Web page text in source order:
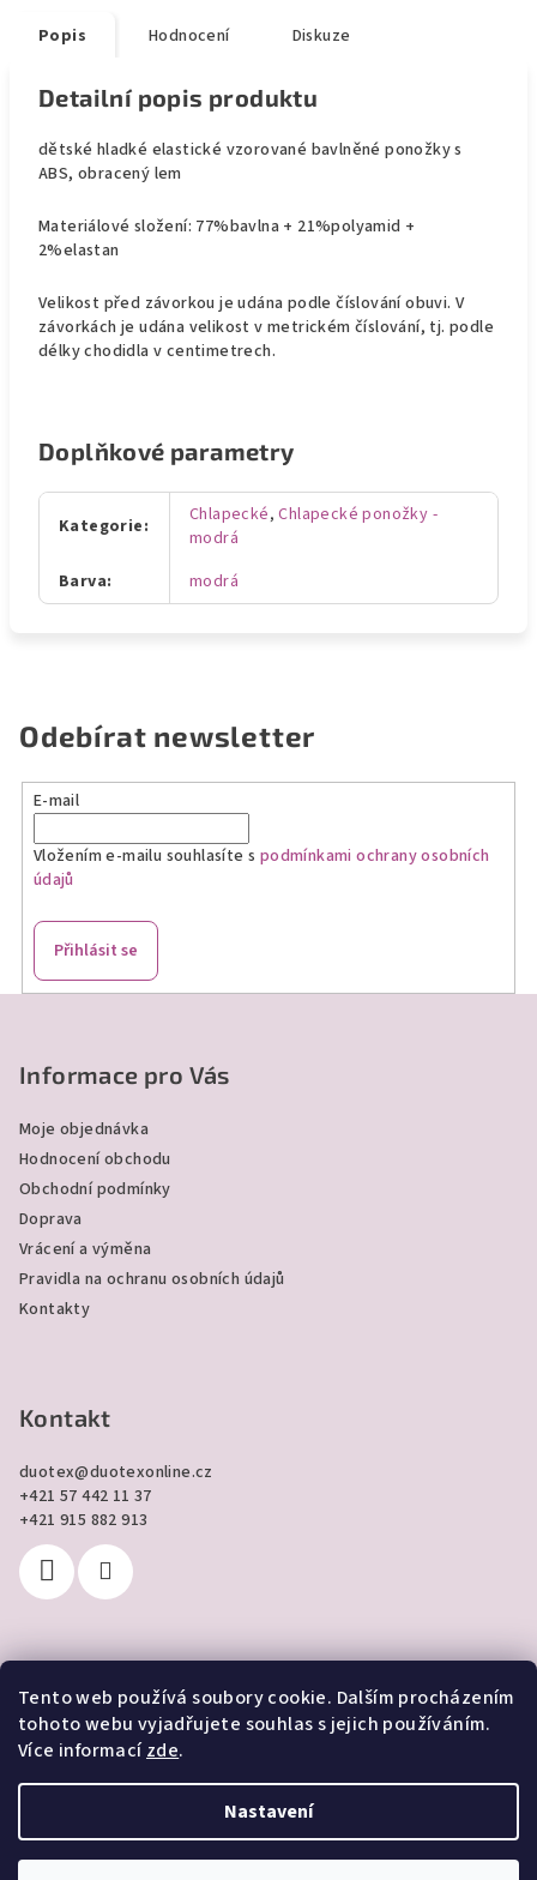
Tento web používá soubory cookie. Dalším procházením
tohoto webu vyjadřujete souhlas s jejich používáním.
Více informacízde.
Nastavení
Popis Hodnocení Diskuze
Detailní popis produktu
dětské hladké elastické vzorované bavlněné ponožky s
ABS, obracený lem
Materiálové složení: 77%bavlna + 21%polyamid +
2%elastan
Velikost před závorkou je udána podle číslování obuvi. V
závorkách je udána velikost v metrickém číslování, tj. podle
délky chodidla v centimetrech.
Doplňkové parametry
Kategorie: Chlapecké,Chlapecké ponožky -
modrá
Barva: modrá
Odebírat newsletter
E-mail
Vložením e-mailu souhlasíte s podmínkami ochrany osobních
údajů
Přihlásit se
Informace pro Vás
Moje objednávka
Hodnocení obchodu
Obchodní podmínky
Doprava
Vrácení a výměna
Pravidla na ochranu osobních údajů
Kontakty
Kontakt
duotex@duotexonline.cz
+421 57 442 11 37
+421 915 882 913
Přijímáme online platby